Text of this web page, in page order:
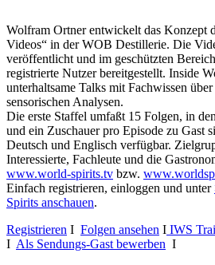
Wolfram Ortner entwickelt das Konzept
Videos“ in der WOB Destillerie. Die
veröffentlicht und im geschützten
registrierte Nutzer bereitgestellt. Inside
unterhaltsame Talks mit Fachwissen
sensorischen Analysen.
Die erste Staffel umfaßt 15 Folgen, in
und ein Zuschauer pro Episode zu Gast
Deutsch und Englisch verfügbar.
Interessierte, Fachleute und die
www.world-spirits.tv bzw.
Einfach registrieren, einloggen und unter
Spirits anschauen.
Registrieren I Folgen ansehen I IWS
I Als Sendungs-Gast bewerben I